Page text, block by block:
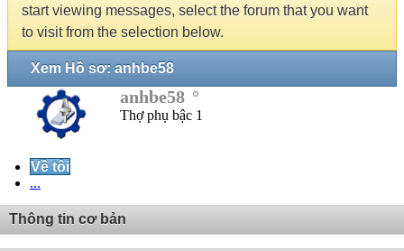
start viewing messages, select the forum that you want
to visit from the selection below.
Xem Hồ sơ: anhbe58
anhbe58
Thợ phụ bậc 1
Về tôi
...
Thông tin cơ bản